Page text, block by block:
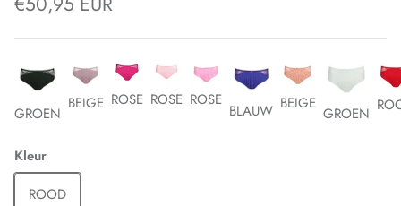
GROEN
BEIGE ROSE ROSE ROSE
BLAUW BEIGE
GROEN
Kleur
ROOD